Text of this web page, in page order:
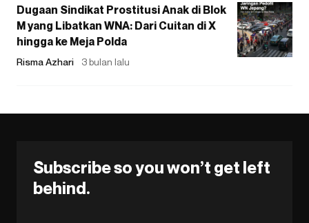
Dugaan Sindikat Prostitusi Anak di Blok
M yang Libatkan WNA: Dari Cuitan di X
hingga ke Meja Polda
Risma Azhari 3 bulan lalu
Subscribe so you won’t get left
behind.